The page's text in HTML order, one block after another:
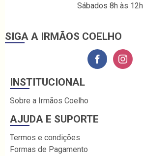
Sábados 8h às 12h
SIGA A IRMÃOS COELHO
INSTITUCIONAL
Sobre a Irmãos Coelho
AJUDA E SUPORTE
Termos e condições
Formas de Pagamento